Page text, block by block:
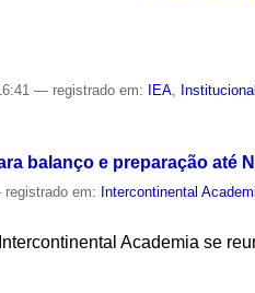
— registrado em: IEA, Institucional
balanço e preparação até
em: Intercontinental
Academia se